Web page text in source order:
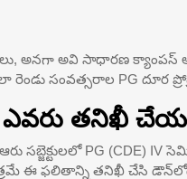
అనగా అవి సాధారణ
సంవత్సరాల PG దూర
తనిఖీ
PG (CDE) IV
ఈ ఫలితాన్ని తనిఖీ చేసి డౌన్‌లోడ్